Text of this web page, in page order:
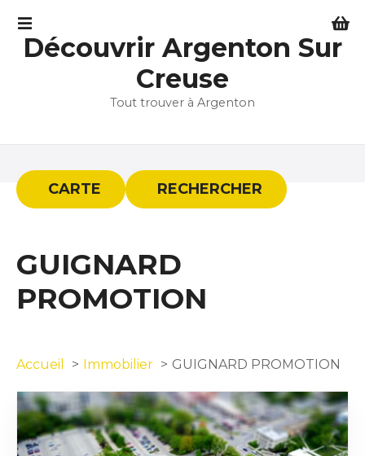
Découvrir Argenton Sur
Creuse
Tout trouver à Argenton
CARTE RECHERCHER
GUIGNARD
PROMOTION
Accueil Immobilier GUIGNARD PROMOTION